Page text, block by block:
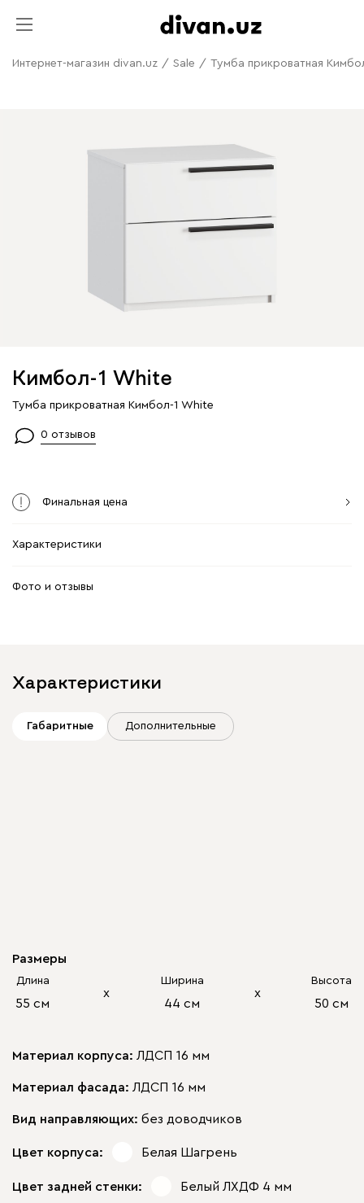
Интернет-магазин divan.uz / Sale / Тумба прикроватная
Кимбол-1 Whitе
Тумба прикроватная Кимбол-1 Whitе
0 отзывов
Финальная цена
Характеристики
Фото и отзывы
Характеристики
Габаритные Дополнительные
Размеры
Длина
55 см
х
Ширина
44 см
х
Высота
50 см
Материал корпуса: ЛДСП 16 мм
Материал фасада: ЛДСП 16 мм
Вид направляющих: без доводчиков
Цвет корпуса: Белая Шагрень
Цвет задней стенки: Белый ЛХДФ 4 мм